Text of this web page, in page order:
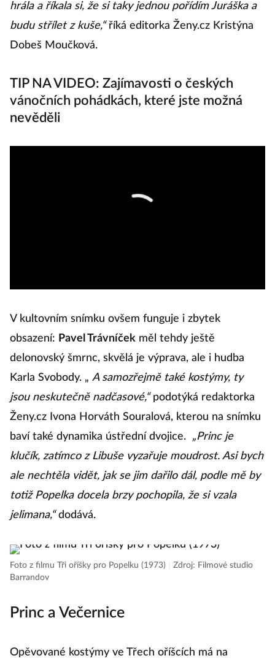
hrála a říkala si, že si taky jednou pořídím Juráška a
budu střílet z kuše,“říká editorka Ženy.cz Kristýna
Dobeš Moučková.
TIP NA VIDEO: Zajímavosti o českých
vánočních pohádkách, které jste možná
nevěděli
V kultovním snímku ovšem funguje i zbytek
obsazení: Pavel Trávníček měl tehdy ještě
delonovský šmrnc, skvělá je výprava, ale i hudba
Karla Svobody. „ A samozřejmě také kostýmy, ty
jsou neskutečně nadčasové,“podotýká redaktorka
Ženy.cz Ivona Horváth Souralová, kterou na snímku
baví také dynamika ústřední dvojice.
„Princ je
klučík, zatímco z Libuše vyzařuje moudrost. Asi bych
ale nechtěla vidět, jak se jim dařilo dál, podle mě by
totiž Popelka docela brzy pochopila, že si vzala
jelimana,“dodává.
Foto z filmu Tři oříšky pro Popelku (1973)
Zdroj: Filmové studio
Barrandov
Princ a Večernice
Opěvované kostýmy ve Třech oříšcích má na